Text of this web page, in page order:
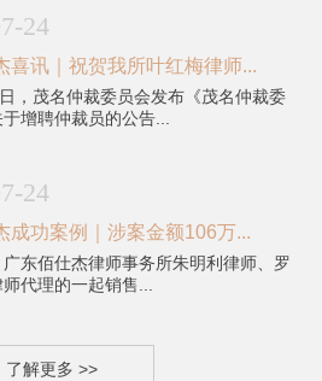
24
喜讯｜祝贺我所叶红梅律师...
，茂名仲裁委员会发布《茂名仲裁委
增聘仲裁员的公告...
24
成功案例｜涉案金额106万...
东佰仕杰律师事务所朱明利律师、罗
代理的一起销售...
了解更多 >>